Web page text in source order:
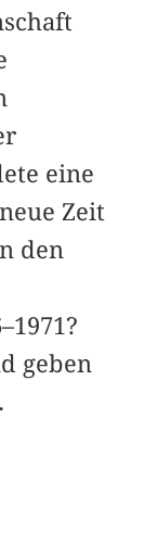
eine
Zeit
den
geben